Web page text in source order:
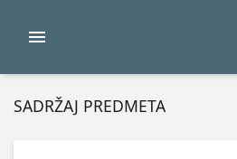
SADRŽAJ PREDMETA